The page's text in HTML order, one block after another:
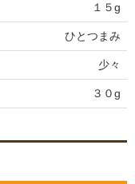
１５g
ひとつまみ
少々
３０g